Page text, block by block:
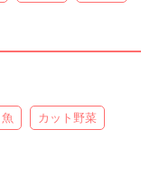
魚 カット野菜